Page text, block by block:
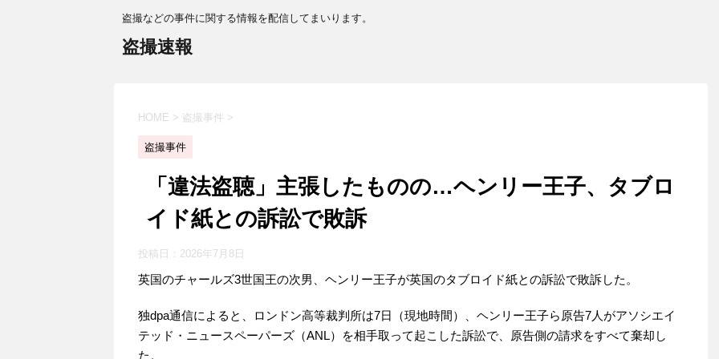
盗撮などの事件に関する情報を配信してまいります。
盗撮速報
HOME > 盗撮事件 >
盗撮事件
「違法盗聴」主張したものの…ヘンリー王子、タブロ
イド紙との訴訟で敗訴
投稿日： 2026年7月8日
英国のチャールズ3世国王の次男、ヘンリー王子が英国のタブロイド紙との訴訟で敗訴した。
独dpa通信によると、ロンドン高等裁判所は7日（現地時間）、ヘンリー王子ら原告7人がアソシエイ
テッド・ニュースペーパーズ（ANL）を相手取って起こした訴訟で、原告側の請求をすべて棄却し
た。